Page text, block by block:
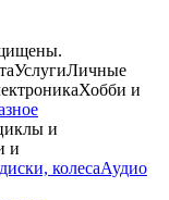
УслугиЛичные
Хобби и
и
и
колесаАудио